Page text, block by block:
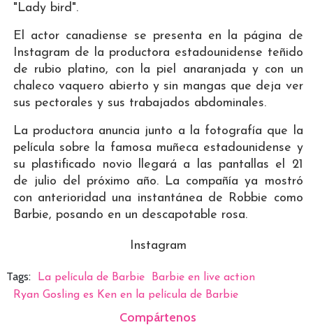
"Lady bird".
El actor canadiense se presenta en la página de
Instagram de la productora estadounidense teñido
de rubio platino, con la piel anaranjada y con un
chaleco vaquero abierto y sin mangas que deja ver
sus pectorales y sus trabajados abdominales.
La productora anuncia junto a la fotografía que la
película sobre la famosa muñeca estadounidense y
su plastificado novio llegará a las pantallas el 21
de julio del próximo año. La compañía ya mostró
con anterioridad una instantánea de Robbie como
Barbie, posando en un descapotable rosa.
Instagram
Tags: La película de Barbie
Barbie en live action
Ryan Gosling es Ken en la película de Barbie
Compártenos